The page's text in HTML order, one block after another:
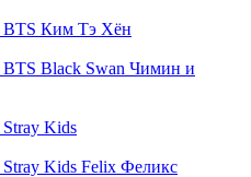
BTS Ким Тэ Хён
BTS Black Swan Чимин и
Stray Kids
Stray Kids Felix Феликс